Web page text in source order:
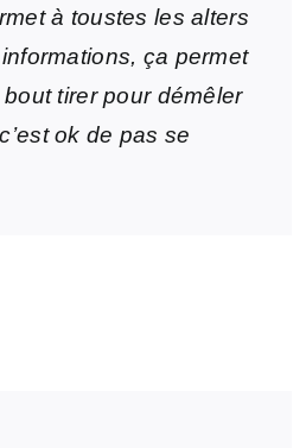
à toustes les alters
ça permet
tirer pour démêler
ok de pas se